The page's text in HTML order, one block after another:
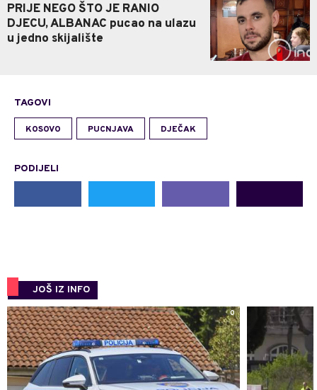
PRIJE NEGO ŠTO JE RANIO
DJECU, ALBANAC pucao na ulazu
u jedno skijalište
TAGOVI
KOSOVO PUCNJAVA DJEČAK
PODIJELI
JOŠ IZ INFO
0